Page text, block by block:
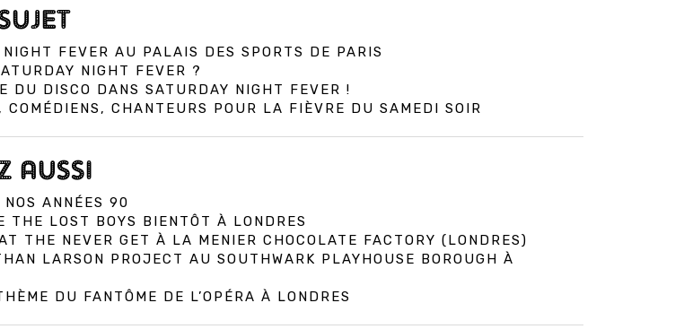
FEVER AU PALAIS DES SPORTS DE PARIS
NIGHT FEVER ?
DU DISCO DANS SATURDAY NIGHT FEVER !
COMÉDIENS, CHANTEURS POUR LA FIÈVRE DU SAMEDI SOIR
AUSSI
ANNÉES 90
THE LOST BOYS BIENTÔT À LONDRES
THE NEVER GET À LA MENIER CHOCOLATE FACTORY (LONDRES)
LARSON PROJECT AU SOUTHWARK PLAYHOUSE BOROUGH À
DU FANTÔME DE L’OPÉRA À LONDRES